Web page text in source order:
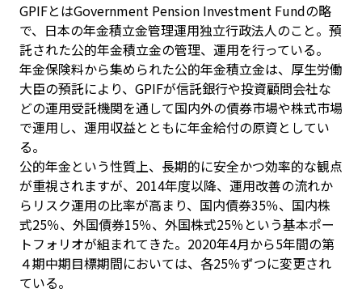
GPIFとはGovernment Pension Investment Fundの略
で、日本の年金積立金管理運用独立行政法人のこと。預
託された公的年金積立金の管理、運用を行っている。
年金保険料から集められた公的年金積立金は、厚生労働
大臣の預託により、GPIFが信託銀行や投資顧問会社な
どの運用受託機関を通して国内外の債券市場や株式市場
で運用し、運用収益とともに年金給付の原資としてい
る。
公的年金という性質上、長期的に安全かつ効率的な観点
が重視されますが、2014年度以降、運用改善の流れか
らリスク運用の比率が高まり、国内債券35％、国内株
式25％、外国債券15％、外国株式25％という基本ポー
トフォリオが組まれてきた。2020年4月から5年間の第
４期中期目標期間においては、各25％ずつに変更され
ている。